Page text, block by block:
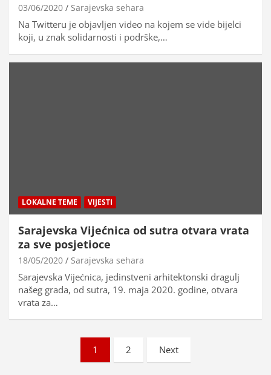
03/06/2020 Sarajevska sehara
Na Twitteru je objavljen video na kojem se vide bijelci
koji, u znak solidarnosti i podrške,…
LOKALNE TEME VIJESTI
Sarajevska Vijećnica od sutra otvara vrata
za sve posjetioce
18/05/2020 Sarajevska sehara
Sarajevska Vijećnica, jedinstveni arhitektonski dragulj
našeg grada, od sutra, 19. maja 2020. godine, otvara
vrata za…
1 2 Next